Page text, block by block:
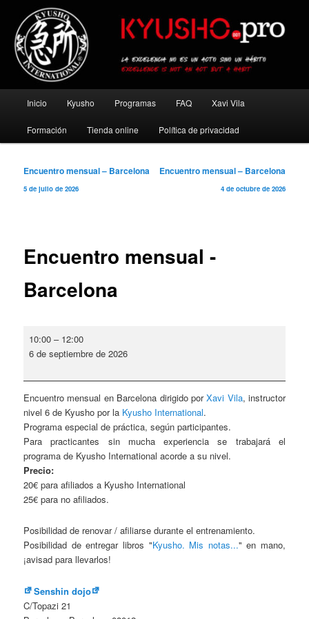
contenido
principalKyusho Pro
principal
Inicio Kyusho Programas FAQ Xavi Vila
Formación Tienda online Política de privacidad
Navegación
de
Encuentro mensual – Barcelona
5 de julio de 2026
Encuentro mensual – Barcelona
4 de octubre de 2026
Encuentro mensual -
Barcelona
mensual
10:00 – 12:00
6 de septiembre de 2026
Encuentro mensual en Barcelona dirigido porXavi Vila, instructor
nivel 6 de Kyusho por la Kyusho International.
Programa especial de práctica, según participantes.
Para practicantes sin mucha experiencia se trabajará el
programa de Kyusho International acorde a su nivel.
Precio:
20€ para afiliados a Kyusho International
25€ para no afiliados.
Posibilidad de renovar / afiliarse durante el entrenamiento.
Posibilidad de entregar libros "Kyusho. Mis notas..." en mano,
¡avisad para llevarlos!
Senshin dojo
C/Topazi 21